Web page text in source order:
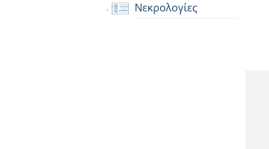
Νεκρολογίες